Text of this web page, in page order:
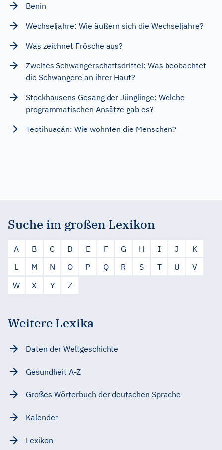
Benin
Wechseljahre: Wie äußern sich die Wechseljahre?
Was zeichnet Frösche aus?
Zweites Schwangerschaftsdrittel: Was beobachtet
die Schwangere an ihrer Haut?
Stockhausens Gesang der Jünglinge: Welche
programmatischen Ansätze gab es?
Teotihuacán: Wie wohnten die Menschen?
Suche im großen Lexikon
A B C D E F G H I J
K
L
M N O P Q R S T U
V
W
X Y Z
Weitere Lexika
Daten der Weltgeschichte
Gesundheit A-Z
Großes Wörterbuch der deutschen Sprache
Kalender
Lexikon